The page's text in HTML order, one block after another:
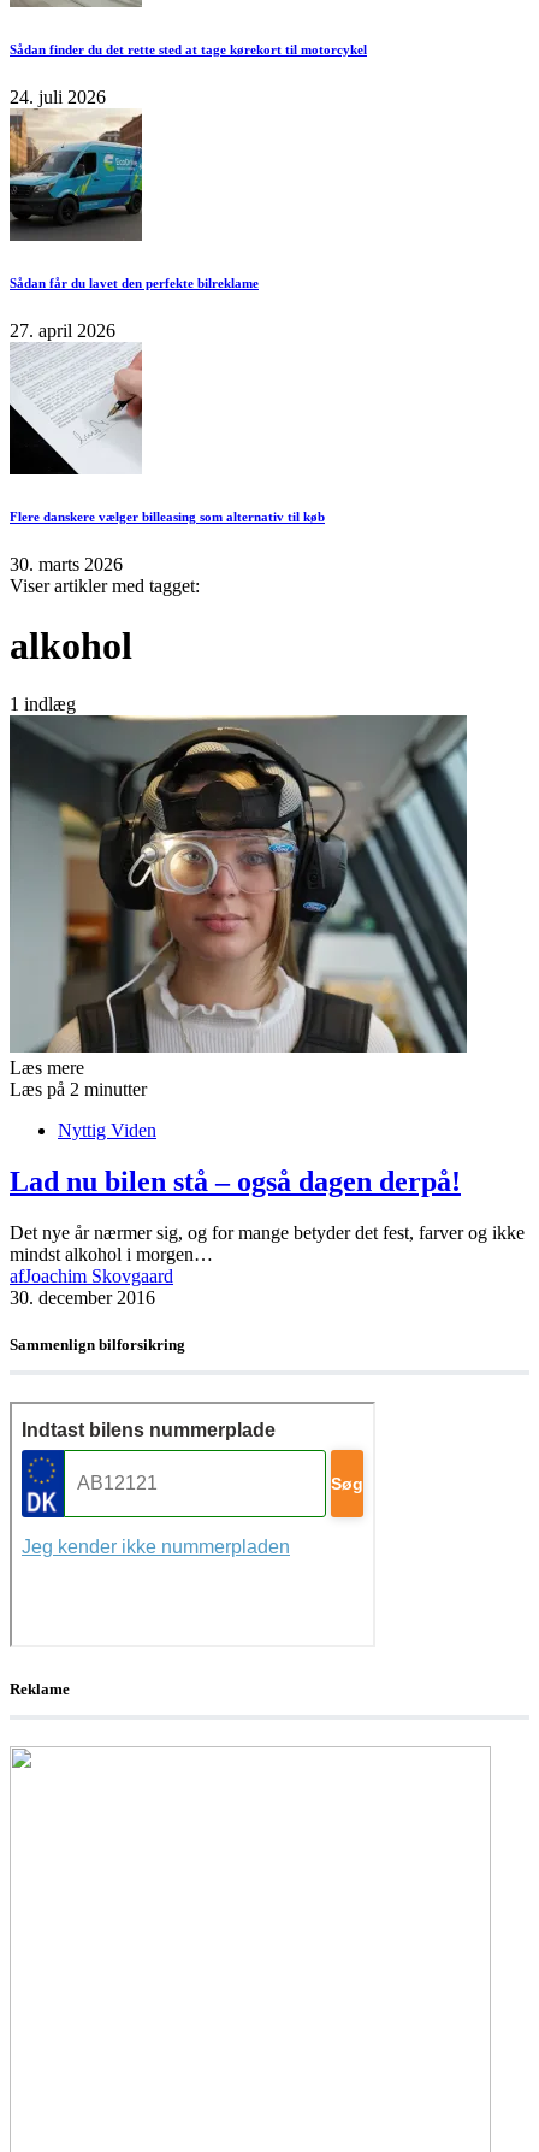
Sådan finder du det rette sted at tage kørekort til motorcykel
24. juli 2026
Sådan får du lavet den perfekte bilreklame
27. april 2026
Flere danskere vælger billeasing som alternativ til køb
30. marts 2026
Viser artikler med tagget:
alkohol
1 indlæg
Læs mere
Læs på 2 minutter
Nyttig Viden
Lad nu bilen stå – også dagen derpå!
Det nye år nærmer sig, og for mange betyder det fest, farver og ikke
mindst alkohol i morgen…
afJoachim Skovgaard
30. december 2016
Sammenlign bilforsikring
Reklame